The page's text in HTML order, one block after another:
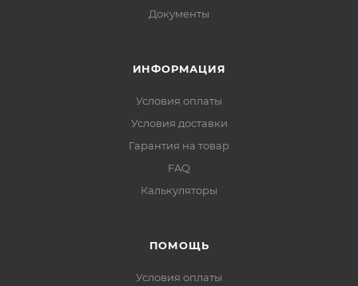
Документы
ИНФОРМАЦИЯ
Условия оплаты
Условия доставки
Гарантия на товар
FAQ
Калькуляторы
ПОМОЩЬ
Условия оплаты